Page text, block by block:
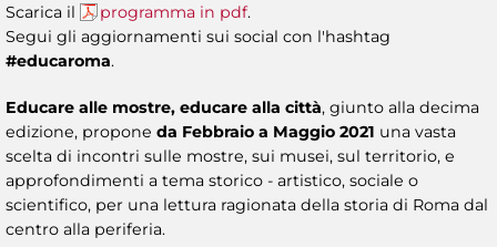
Scarica il
programma in pdf.
Segui gli aggiornamenti sui social con l'hashtag
#educaroma.
Educare alle mostre, educare alla città, giunto alla decima
edizione, propone da Febbraio a Maggio 2021 una vasta
scelta di incontri sulle mostre, sui musei, sul territorio, e
approfondimenti a tema storico - artistico, sociale o
scientifico, per una lettura ragionata della storia di Roma dal
centro alla periferia.